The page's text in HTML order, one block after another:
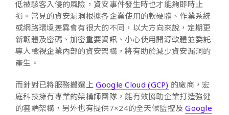
低被駭客入侵的風險，資安事件發生時也才能夠即時止
損。常見的資安漏洞根據各企業使用的軟硬體、作業系統
或網路環境差異會有很大的不同，以大方向來說，定期更
新韌體及密碼、加密重要資訊、小心使用開源軟體並委託
專人檢視企業內部的資安架構，將有助於減少資安漏洞的
產生。
而針對已將服務搬遷上Google Cloud (GCP) 的廠商，宏
庭科技擁有專業的架構師團隊，能有效協助企業打造強健
的雲端架構，另外也有提供7×24的全天候監控及Google